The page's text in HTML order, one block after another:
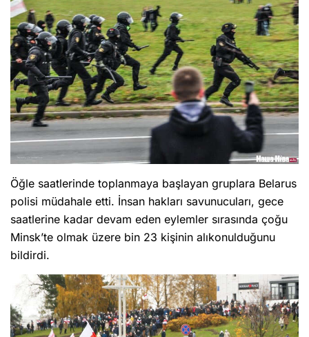
Öğle saatlerinde toplanmaya başlayan gruplara Belarus
polisi müdahale etti. İnsan hakları savunucuları, gece
saatlerine kadar devam eden eylemler sırasında çoğu
Minsk’te olmak üzere bin 23 kişinin alıkonulduğunu
bildirdi.